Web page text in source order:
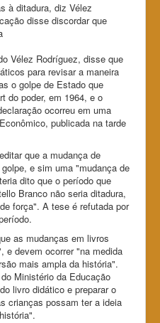
à ditadura, diz Vélez
disse discordar que
Vélez Rodríguez, disse que
para revisar a maneira
o golpe de Estado que
do poder, em 1964, e o
ocorreu em uma
publicada na tarde
que a mudança de
e sim uma "mudança de
dito que o período que
Branco não seria ditadura,
força". A tese é refutada por
as mudanças em livros
e devem ocorrer "na medida
mais ampla da história".
Ministério da Educação
livro didático e preparar o
crianças possam ter a ideia